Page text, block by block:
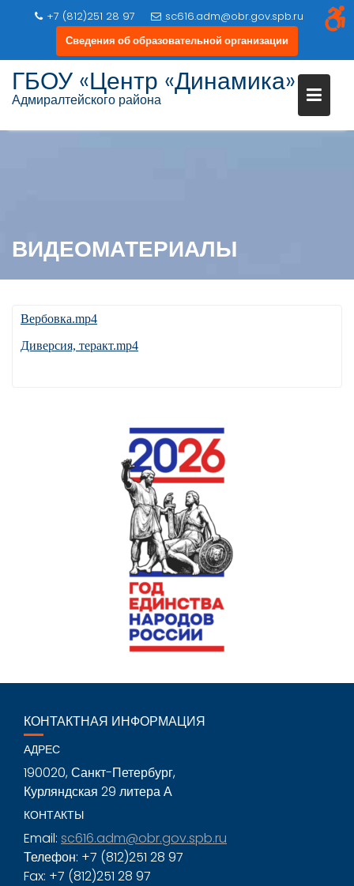
+7 (812)251 28 97
sc616.adm@obr.gov.spb.ru
Сведения об образовательной организации
ГБОУ «Центр «Динамика»
Адмиралтейского района
ВИДЕОМАТЕРИАЛЫ
Вербовка.mp4
Диверсия, теракт.mp4
КОНТАКТНАЯ ИНФОРМАЦИЯ
АДРЕС
190020, Санкт-Петербург,
Курляндская 29 литера А
КОНТАКТЫ
Email: sc616.adm@obr.gov.spb.ru
Телефон: +7 (812)251 28 97
Fax: +7 (812)251 28 97